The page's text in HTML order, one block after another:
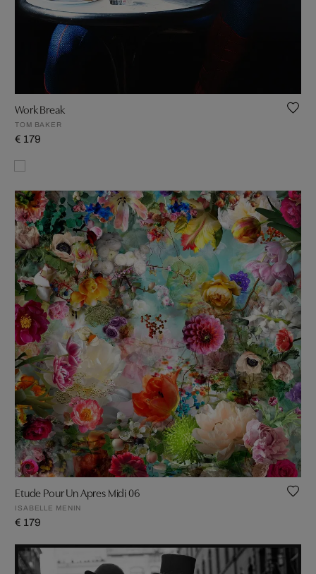
Work Break
TOM BAKER
€ 179
Etude Pour Un Apres Midi 06
ISABELLE MENIN
€ 179